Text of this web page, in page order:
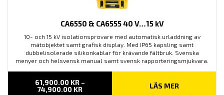
CA6550 & CA6555 40 V…15 kV
10- och 15 kV isolationsprovare med automatisk urladdning av
mätobjektet samt grafisk display. Med IP65 kapsling samt
dubbelisolerade silikonkablar för krävande fältbruk. Svenska
menyer och helsvensk manual samt svensk rapporteringsmjukvara.
61,900.00 KR –
74,900.00 KRPRISINTERVALL:
LÄS MER